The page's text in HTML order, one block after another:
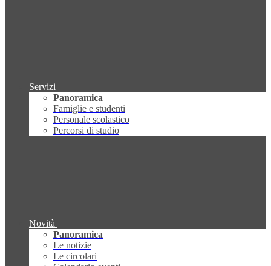
Servizi
Panoramica
Famiglie e studenti
Personale scolastico
Percorsi di studio
Novità
Panoramica
Le notizie
Le circolari